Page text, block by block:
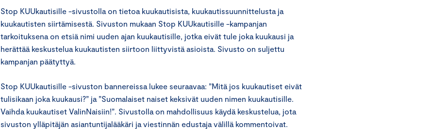
Stop KUUkautisille -sivustolla on tietoa kuukautisista, kuukautissuunnittelusta ja
kuukautisten siirtämisestä. Sivuston mukaan Stop KUUkautisille -kampanjan
tarkoituksena on etsiä nimi uuden ajan kuukautisille, jotka eivät tule joka kuukausi ja
herättää keskustelua kuukautisten siirtoon liittyvistä asioista. Sivusto on suljettu
kampanjan päätyttyä.
Stop KUUkautisille -sivuston bannereissa lukee seuraavaa: ”Mitä jos kuukautiset eivät
tulisikaan joka kuukausi?” ja ”Suomalaiset naiset keksivät uuden nimen kuukautisille.
Vaihda kuukautiset ValinNaisiin!”. Sivustolla on mahdollisuus käydä keskustelua, jota
sivuston ylläpitäjän asiantuntijalääkäri ja viestinnän edustaja välillä kommentoivat.